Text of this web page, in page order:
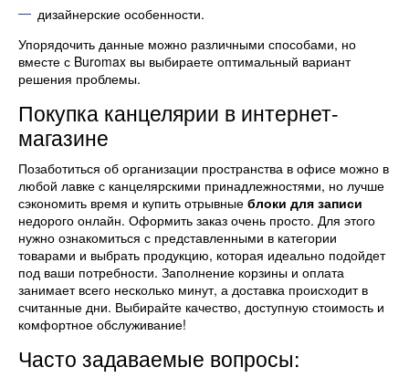
дизайнерские особенности.
Упорядочить данные можно различными способами, но
вместе с Buromax вы выбираете оптимальный вариант
решения проблемы.
Покупка канцелярии в интернет-
магазине
Позаботиться об организации пространства в офисе можно в
любой лавке с канцелярскими принадлежностями, но лучше
сэкономить время и купить отрывные блоки для записи
недорого онлайн. Оформить заказ очень просто. Для этого
нужно ознакомиться с представленными в категории
товарами и выбрать продукцию, которая идеально подойдет
под ваши потребности. Заполнение корзины и оплата
занимает всего несколько минут, а доставка происходит в
считанные дни. Выбирайте качество, доступную стоимость и
комфортное обслуживание!
Часто задаваемые вопросы: